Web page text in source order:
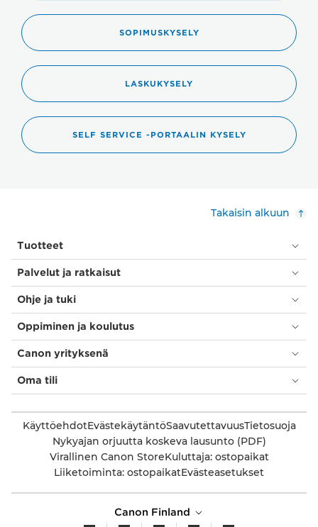
SOPIMUSKYSELY
LASKUKYSELY
SELF SERVICE -PORTAALIN KYSELY
Takaisin alkuun
Tuotteet
Palvelut ja ratkaisut
Ohje ja tuki
Oppiminen ja koulutus
Canon yrityksenä
Oma tili
KäyttöehdotEvästekäytäntöSaavutettavuusTietosuoja
Nykyajan orjuutta koskeva lausunto (PDF)
Virallinen Canon StoreKuluttaja: ostopaikat
Liiketoiminta: ostopaikatEvästeasetukset
Canon Finland